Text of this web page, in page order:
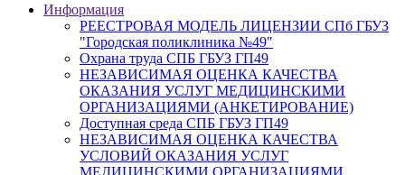
Информация
РЕЕСТРОВАЯ МОДЕЛЬ ЛИЦЕНЗИИ СПб ГБУЗ
"Городская поликлиника №49"
Охрана труда СПБ ГБУЗ ГП49
НЕЗАВИСИМАЯ ОЦЕНКА КАЧЕСТВА
ОКАЗАНИЯ УСЛУГ МЕДИЦИНСКИМИ
ОРГАНИЗАЦИЯМИ (АНКЕТИРОВАНИЕ)
Доступная среда СПБ ГБУЗ ГП49
НЕЗАВИСИМАЯ ОЦЕНКА КАЧЕСТВА
УСЛОВИЙ ОКАЗАНИЯ УСЛУГ
МЕДИЦИНСКИМИ ОРГАНИЗАЦИЯМИ